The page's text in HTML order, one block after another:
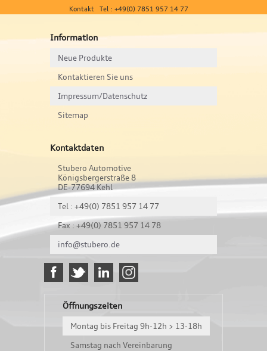
Kontakt Tel : +49(0) 7851 957 14 77
Information
Neue Produkte
Kontaktieren Sie uns
Impressum/Datenschutz
Sitemap
Kontaktdaten
Stubero Automotive
Königsbergerstraße 8
DE-77694 Kehl
Tel : +49(0) 7851 957 14 77
Fax : +49(0) 7851 957 14 78
info@stubero.de
Öffnungszeiten
Montag bis Freitag 9h-12h > 13-18h
Samstag nach Vereinbarung